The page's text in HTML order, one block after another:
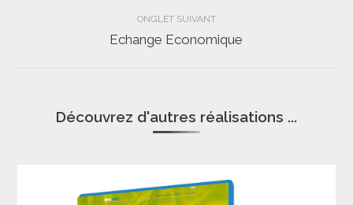
commentaire
ONGLET SUIVANT
Projets
Echange Economique
Découvrez d'autres réalisations ...